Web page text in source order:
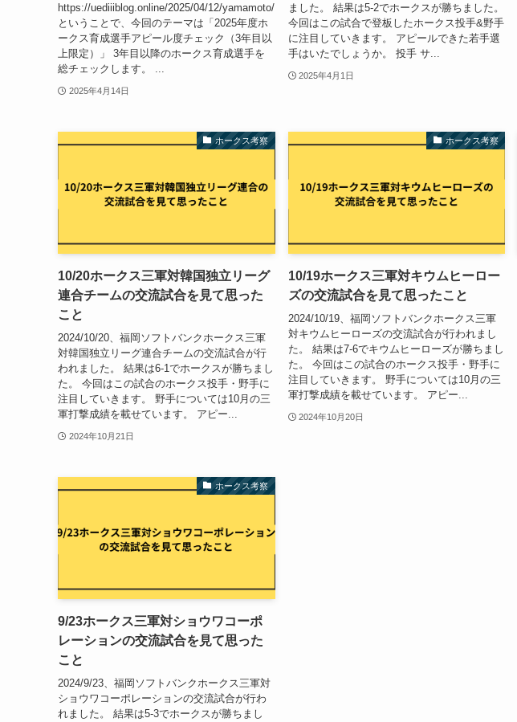
https://uediiiblog.online/2025/04/12/yamamoto/
ということで、今回のテーマは「2025年度ホ
ークス育成選手アピール度チェック（3年目以
上限定）」 3年目以降のホークス育成選手を
総チェックします。 ...
2025年4月14日
ました。 結果は5-2でホークスが勝ちました。
今回はこの試合で登板したホークス投手&野手
に注目していきます。 アピールできた若手選
手はいたでしょうか。 投手 サ...
2025年4月1日
ホークス考察
10/20ホークス三軍対韓国独立リーグ
連合チームの交流試合を見て思った
こと
2024/10/20、福岡ソフトバンクホークス三軍
対韓国独立リーグ連合チームの交流試合が行
われました。 結果は6-1でホークスが勝ちまし
た。 今回はこの試合のホークス投手・野手に
注目していきます。 野手については10月の三
軍打撃成績を載せています。 アピー...
2024年10月21日
ホークス考察
10/19ホークス三軍対キウムヒーロー
ズの交流試合を見て思ったこと
2024/10/19、福岡ソフトバンクホークス三軍
対キウムヒーローズの交流試合が行われまし
た。 結果は7-6でキウムヒーローズが勝ちまし
た。 今回はこの試合のホークス投手・野手に
注目していきます。 野手については10月の三
軍打撃成績を載せています。 アピー...
2024年10月20日
ホークス考察
9/23ホークス三軍対ショウワコーポ
レーションの交流試合を見て思った
こと
2024/9/23、福岡ソフトバンクホークス三軍対
ショウワコーポレーションの交流試合が行わ
れました。 結果は5-3でホークスが勝ちまし